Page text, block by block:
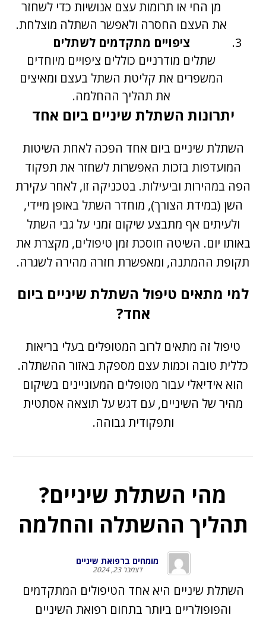
מן החי או תרומות עצם אנושיות כדי לשחזר
את העצם החסרה ולאפשר השתלה מוצלחת.
ציפויים מתקדמים לשתלים
שתלים מודרניים כוללים ציפויים מיוחדים
המשפרים את קליטת השתל בעצם ומאיצים
את תהליך ההחלמה.
יתרונות השתלת שיניים ביום אחד
השתלת שיניים ביום אחד הפכה לאחת השיטות
המועדפות בזכות האפשרות לשחזר את תפקוד
הפה במהירות וביעילות. בטכניקה זו, לאחר עקירת
השן (במידת הצורך), מוחדר השתל באופן מיידי,
ולעיתים אף מתבצע שיקום זמני על גבי השתל
באותו יום. השיטה חוסכת זמן טיפולים, מקצרת את
תקופת ההמתנה, ומאפשרת חזרה מהירה לשגרה.
למי מתאים טיפול השתלת שיניים ביום
אחד?
טיפול זה מתאים לרוב המטופלים בעלי בריאות
כללית טובה וכמות עצם מספקת באזור ההשתלה.
הוא אידיאלי עבור מטופלים המעוניינים בשיקום
מהיר של השיניים, עם דגש על תוצאה אסתטית
ותפקודית גבוהה.
מהי השתלת שיניים?
תהליך ההשתלה והחלמה
מומחים ברפואת שיניים
דצמבר 23, 2024
השתלת שיניים היא אחד הטיפולים המתקדמים
והפופולריים ביותר בתחום רפואת השיניים